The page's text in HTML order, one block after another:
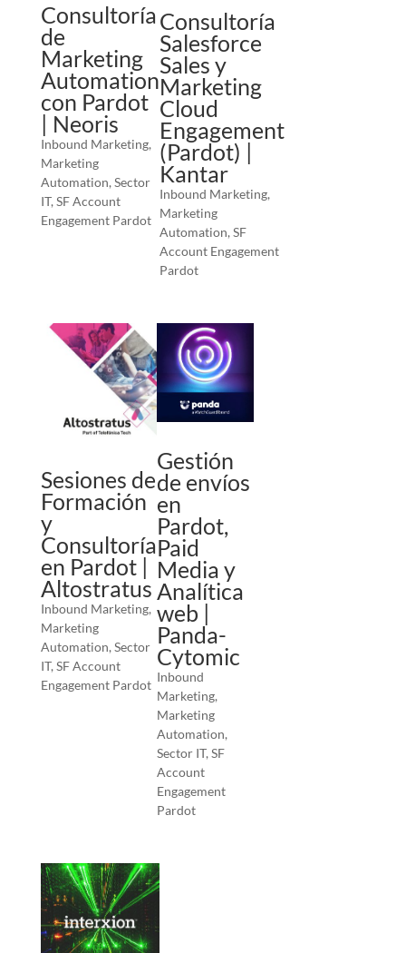
Consultoría
de
Marketing
Automation
con Pardot
| Neoris
Inbound Marketing,
Marketing
Automation, Sector
IT, SF Account
Engagement Pardot
Consultoría
Salesforce
Sales y
Marketing
Cloud
Engagement
(Pardot) |
Kantar
Inbound Marketing,
Marketing
Automation, SF
Account Engagement
Pardot
Sesiones de
Formación
y
Consultoría
en Pardot |
Altostratus
Inbound Marketing,
Marketing
Automation, Sector
IT, SF Account
Engagement Pardot
Gestión
de envíos
en
Pardot,
Paid
Media y
Analítica
web |
Panda-
Cytomic
Inbound
Marketing,
Marketing
Automation,
Sector IT, SF
Account
Engagement
Pardot